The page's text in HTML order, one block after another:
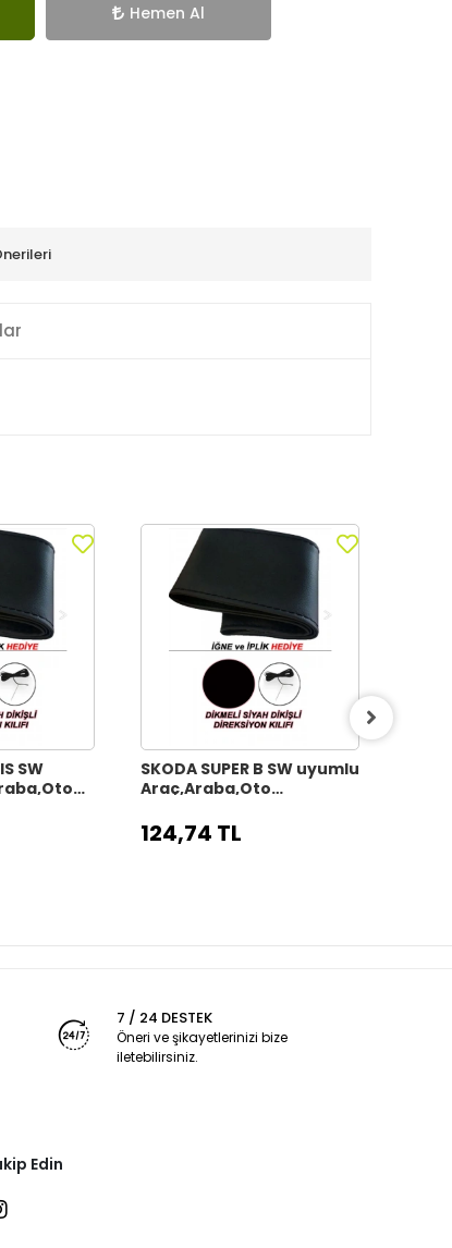
Hemen Al
SW
SKODA SUPER B SW uyumlu
Araç,Araba,Oto
124,74 TL
7 / 24 DESTEK
Öneri ve şikayetlerinizi bize
iletebilirsiniz.
Edin